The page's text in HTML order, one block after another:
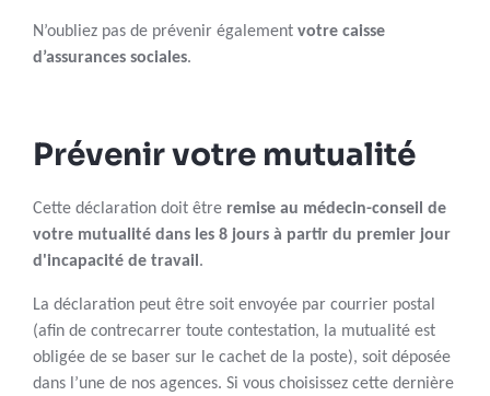
N’oubliez pas de prévenir également votre caisse
d’assurances sociales.
Prévenir votre mutualité
Cette déclaration doit être remise au médecin-conseil de
votre mutualité dans les 8 jours à partir du premier jour
d'incapacité de travail.
La déclaration peut être soit envoyée par courrier postal
(afin de contrecarrer toute contestation, la mutualité est
obligée de se baser sur le cachet de la poste), soit déposée
dans l’une de nos agences. Si vous choisissez cette dernière